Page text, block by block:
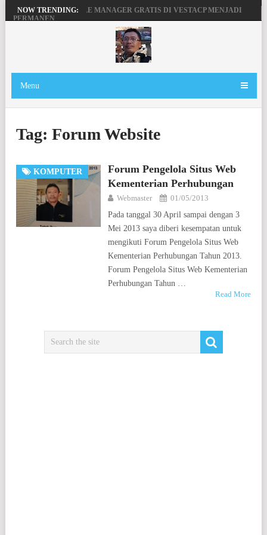
NOW TRENDING:
MENGAKTIFKAN FILE MANAGER GRATIS DI VESTACP MENJADI
PERMANEN
PENGERTIAN DOMAIN, SERVER DAN HOSTING
BEKERJA, BERMAIN DENGAN LAPTOP HP PAVILION X360
Menu
Tag: Forum Website
KOMPUTER
Forum Pengelola Situs Web
Kementerian Perhubungan
Webmaster
01/05/2013
Pada tanggal 30 April sampai dengan 3
Mei 2013 saya diberi kesempatan untuk
mengikuti Forum Pengelola Situs Web
Kementerian Perhubungan Tahun 2013.
Forum Pengelola Situs Web Kementerian
Perhubungan Tahun …
Read More